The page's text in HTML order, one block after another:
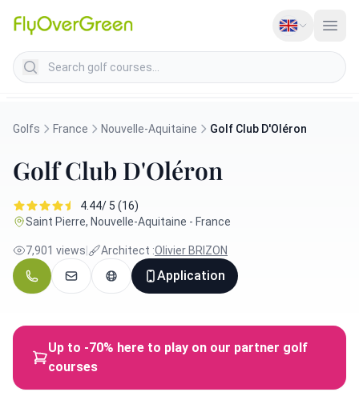
Search golf courses
Golfs France Nouvelle-Aquitaine Golf Club D'Oléron
Golf Club D'Oléron
4.44/ 5 (16)
Saint Pierre, Nouvelle-Aquitaine - France
7,901 views Architect :Olivier BRIZON
Application
Up to -70% here to play on our partner golf
courses